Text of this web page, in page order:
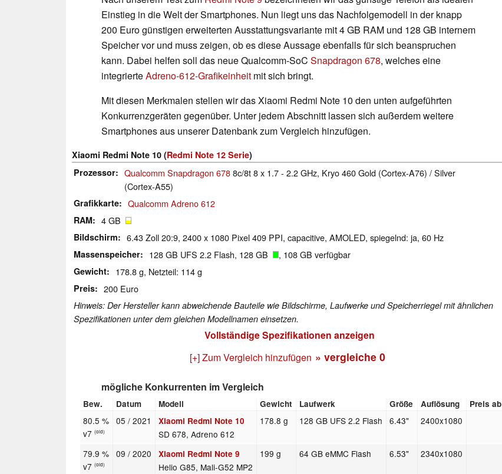
Einstieg in die Welt der Smartphones. Nun liegt uns das Nachfolgemodell in der knapp
200 Euro günstigen erweiterten Ausstattungsvariante mit 4 GB RAM und 128 GB internem
Speicher vor und muss zeigen, ob es diese Aussage ebenfalls für sich beanspruchen
kann. Dabei helfen soll das neue Qualcomm-SoC Snapdragon 678, welches eine
integrierteAdreno-612-Grafikeinheit mit sich bringt.
Mit diesen Merkmalen stellen wir das Xiaomi Redmi Note 10 den unten aufgeführten
Konkurrenzgeräten gegenüber. Unter jedem Abschnitt lassen sich außerdem weitere
Smartphones aus unserer Datenbank zum Vergleich hinzufügen.
Xiaomi Redmi Note 10 (Redmi Note 12 Serie)
Prozessor
Qualcomm Snapdragon 6788c/8t 8 x 1.7 - 2.2 GHz, Kryo 460 Gold (Cortex-A76) / Silver
(Cortex-A55)
Grafikkarte Qualcomm Adreno 612
RAM 4 GB
Bildschirm 6.43 Zoll 20:9, 2400 x 1080 Pixel 409 PPI, capacitive, AMOLED, spiegelnd: ja, 60 Hz
Massenspeicher 128 GB UFS 2.2 Flash, 128 GB , 108 GB verfügbar
Gewicht 178.8 g, Netzteil: 114 g
Preis 200 Euro
Hinweis: Der Hersteller kann abweichende Bauteile wie Bildschirme, Laufwerke und Speicherriegel mit ähnlichen
Spezifikationen unter dem gleichen Modellnamen einsetzen.
Vollständige Spezifikationen anzeigen
[+] Zum Vergleich hinzufügen » vergleiche 0
mögliche Konkurrenten im Vergleich
Bew. Datum Modell Gewicht Laufwerk Größe Auflösung Preis ab
80.5 %
v7 (old)
05 / 2021 Xiaomi Redmi Note 10
SD 678, Adreno 612
178.8 g 128 GB UFS 2.2 Flash 6.43" 2400x1080
79.9 %
v7 (old)
09 / 2020 Xiaomi Redmi Note 9
Helio G85, Mali-G52 MP2
199 g 64 GB eMMC Flash 6.53" 2340x1080